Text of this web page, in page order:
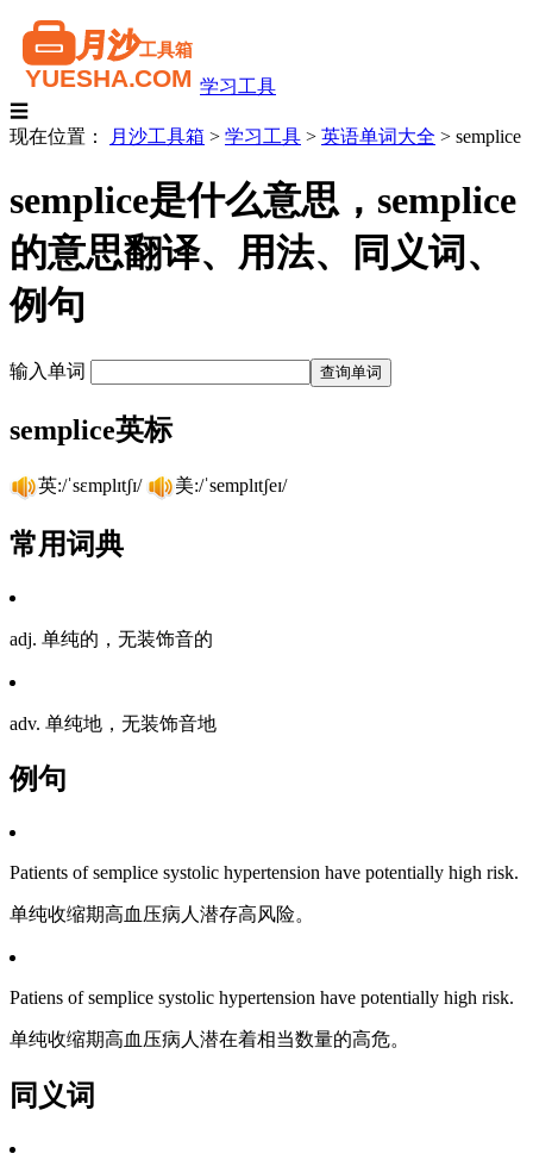
学习工具
☰
现在位置：
月沙工具箱 > 学习工具 > 英语单词大全 > semplice
semplice是什么意思，semplice
的意思翻译、用法、同义词、
例句
输入单词
semplice英标
英:/ˈsɛmplɪtʃɪ/ 美:/ˈsemplɪtʃeɪ/
常用词典
adj. 单纯的，无装饰音的
adv. 单纯地，无装饰音地
例句
Patients of semplice systolic hypertension have potentially high risk.
单纯收缩期高血压病人潜存高风险。
Patiens of semplice systolic hypertension have potentially high risk.
单纯收缩期高血压病人潜在着相当数量的高危。
同义词